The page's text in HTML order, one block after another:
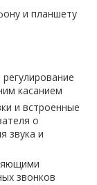
и планшету
касанием
и встроенные
о
звука и
звонков